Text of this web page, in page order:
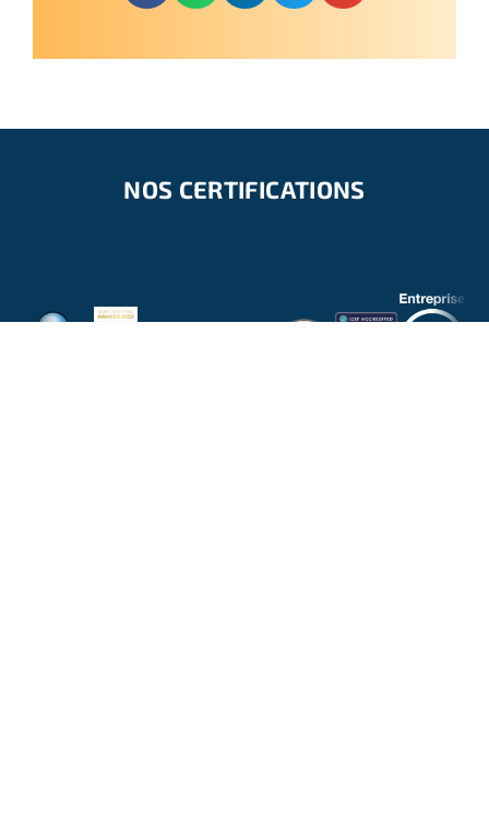
NOS CERTIFICATIONS